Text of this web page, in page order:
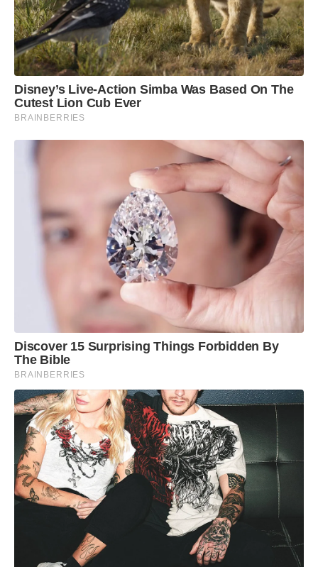
Disney’s Live-Action Simba Was Based On The
Cutest Lion Cub Ever
BRAINBERRIES
Discover 15 Surprising Things Forbidden By
The Bible
BRAINBERRIES